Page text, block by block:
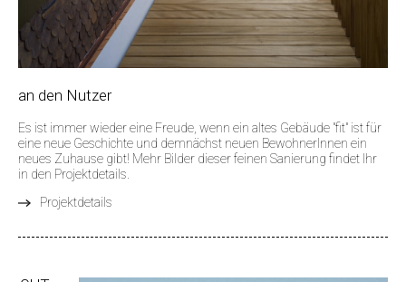
an den Nutzer
Es ist immer wieder eine Freude, wenn ein altes Gebäude "fit" ist für
eine neue Geschichte und demnächst neuen BewohnerInnen ein
neues Zuhause gibt! Mehr Bilder dieser feinen Sanierung findet Ihr
in den Projektdetails.
Projektdetails